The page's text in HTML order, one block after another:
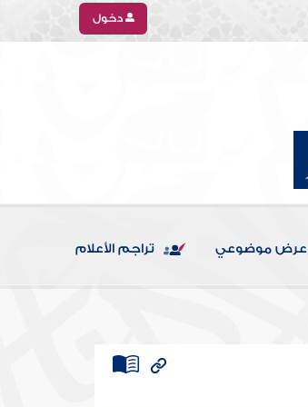
دخول
عرض موضوعي تراجم الأعلام